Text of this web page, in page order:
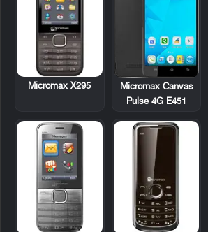
Micromax Canvas
Pulse 4G E451
Micromax X295